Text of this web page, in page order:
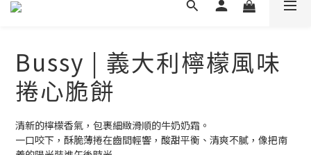
Bussy | 義大利檸檬風味
捲心脆餅
清新的檸檬香氣，包裹細緻滑順的牛奶奶霜。
一口咬下，酥脆薄捲在齒間輕響，酸甜平衡、清爽不膩，像把南